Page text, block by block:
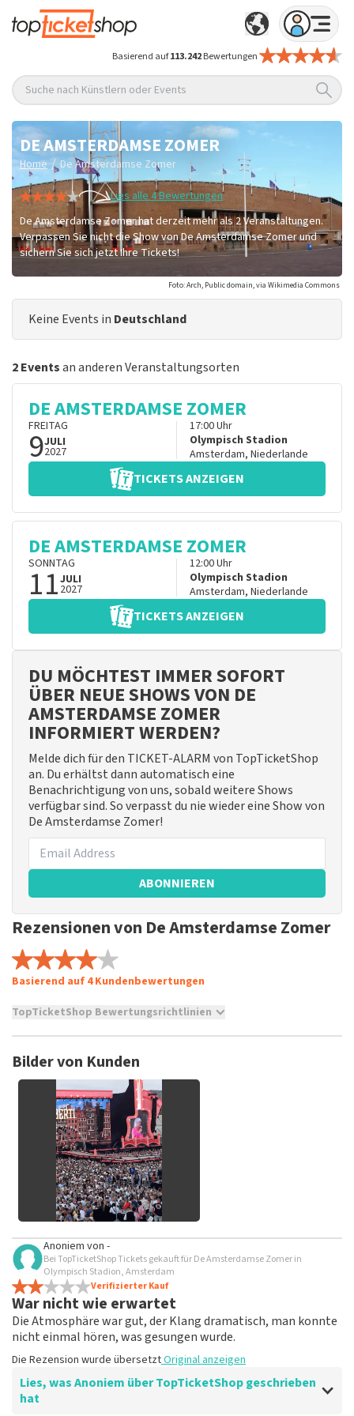
Basierend auf113.242Bewertungen
Suche nach Künstlern oder Events
DE AMSTERDAMSE ZOMER
Home / De Amsterdamse Zomer
Lies alle 4 Bewertungen
De Amsterdamse Zomer hat derzeit mehr als 2 Veranstaltungen.
Verpassen Sie nicht die Show von De Amsterdamse Zomer und
sichern Sie sich jetzt Ihre Tickets!
Foto: Arch, Public domain, via Wikimedia Commons
Keine Events in Deutschland
2 Eventsan anderen Veranstaltungsorten
DE AMSTERDAMSE ZOMER
FREITAG
9JULI
2027
17:00Uhr
Olympisch Stadion
Amsterdam, Niederlande
TICKETS ANZEIGEN
DE AMSTERDAMSE ZOMER
SONNTAG
11JULI
2027
12:00Uhr
Olympisch Stadion
Amsterdam, Niederlande
TICKETS ANZEIGEN
DU MÖCHTEST IMMER SOFORT
ÜBER NEUE SHOWS VON DE
AMSTERDAMSE ZOMER
INFORMIERT WERDEN?
Melde dich für den TICKET-ALARM von TopTicketShop
an. Du erhältst dann automatisch eine
Benachrichtigung von uns, sobald weitere Shows
verfügbar sind. So verpasst du nie wieder eine Show von
De Amsterdamse Zomer!
ABONNIEREN
Rezensionen von De Amsterdamse Zomer
Basierend auf 4 Kundenbewertungen
TopTicketShop Bewertungsrichtlinien
Es ist nicht möglich, eine Bewertung abzugeben, wenn du
beleidigender Sprache und/oder falschen Angaben werden
nicht veröffentlicht. Es kann einige Wochen dauern, bis eine
Bewertung veröffentlicht wird.
Bilder von Kunden
anzeigen
Anoniem von -
Bei TopTicketShop Tickets gekauft für De Amsterdamse Zomer in
Olympisch Stadion, Amsterdam
Verifizierter Kauf
War nicht wie erwartet
Die Atmosphäre war gut, der Klang dramatisch, man konnte
nicht einmal hören, was gesungen wurde.
Die Rezension wurde übersetztOriginal anzeigen
Lies, was Anoniem über TopTicketShop geschrieben
hat